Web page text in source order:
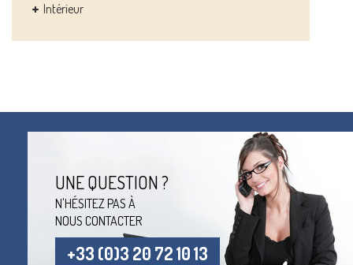
Intérieur
UNE QUESTION ?
N'HÉSITEZ PAS À
NOUS CONTACTER
+33 (0)3 20 72 10 13